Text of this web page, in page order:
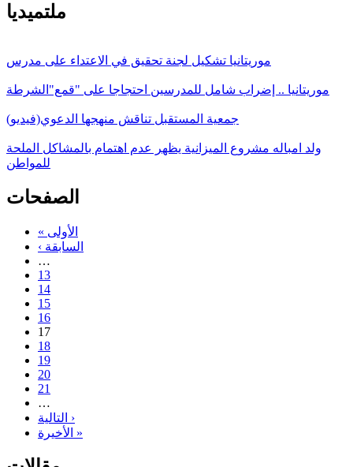
ملتميديا
موريتانيا تشكيل لجنة تحقيق في الاعتداء على مدرس
موريتانيا .. إضراب شامل للمدرسين احتجاجا على "قمع"الشرطة
جمعية المستقبل تناقش منهجها الدعوي(فيديو)
ولد امباله مشروع الميزانية يظهر عدم اهتمام بالمشاكل الملحة
للمواطن
الصفحات
« الأولى
‹ السابقة
…
13
14
15
16
17
18
19
20
21
…
التالية ›
الأخيرة »